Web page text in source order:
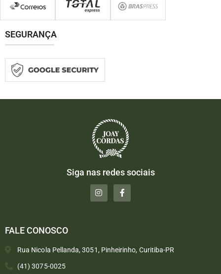
SEGURANÇA
Siga nas redes sociais
FALE CONOSCO
Rua Nicola Pellanda, 3051, Pinheirinho, Curitiba-PR
(41) 3075-0025